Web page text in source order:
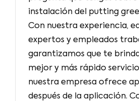
instalación del putting
Con nuestra experiencia,
expertos y empleados
garantizamos que te
mejor y más rápido
nuestra empresa ofrece
después de la aplicación.